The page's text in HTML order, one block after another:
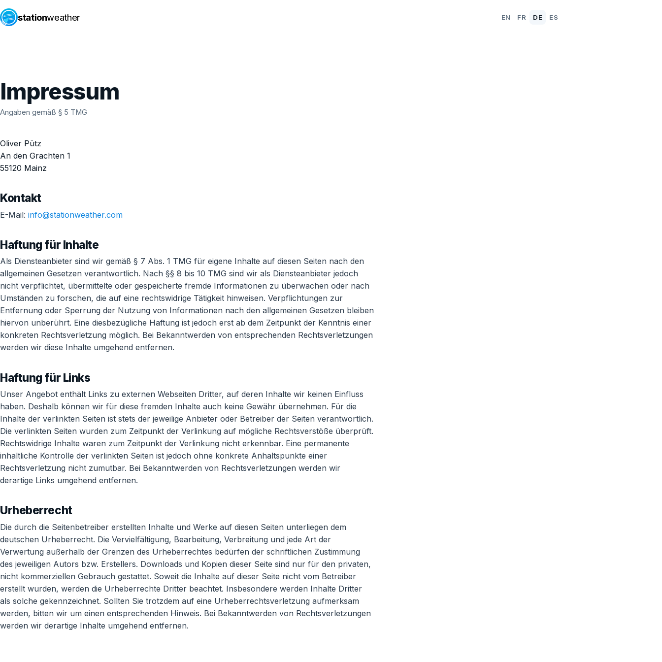
stationweather EN FR DE ES
Impressum
Angaben gemäß § 5 TMG
Oliver Pütz
An den Grachten 1
55120 Mainz
Kontakt
E-Mail: info@stationweather.com
Haftung für Inhalte
Als Diensteanbieter sind wir gemäß § 7 Abs. 1 TMG für eigene Inhalte auf diesen Seiten nach den
allgemeinen Gesetzen verantwortlich. Nach §§ 8 bis 10 TMG sind wir als Diensteanbieter jedoch
nicht verpflichtet, übermittelte oder gespeicherte fremde Informationen zu überwachen oder nach
Umständen zu forschen, die auf eine rechtswidrige Tätigkeit hinweisen. Verpflichtungen zur
Entfernung oder Sperrung der Nutzung von Informationen nach den allgemeinen Gesetzen bleiben
hiervon unberührt. Eine diesbezügliche Haftung ist jedoch erst ab dem Zeitpunkt der Kenntnis einer
konkreten Rechtsverletzung möglich. Bei Bekanntwerden von entsprechenden Rechtsverletzungen
werden wir diese Inhalte umgehend entfernen.
Haftung für Links
Unser Angebot enthält Links zu externen Webseiten Dritter, auf deren Inhalte wir keinen Einfluss
haben. Deshalb können wir für diese fremden Inhalte auch keine Gewähr übernehmen. Für die
Inhalte der verlinkten Seiten ist stets der jeweilige Anbieter oder Betreiber der Seiten verantwortlich.
Die verlinkten Seiten wurden zum Zeitpunkt der Verlinkung auf mögliche Rechtsverstöße überprüft.
Rechtswidrige Inhalte waren zum Zeitpunkt der Verlinkung nicht erkennbar. Eine permanente
inhaltliche Kontrolle der verlinkten Seiten ist jedoch ohne konkrete Anhaltspunkte einer
Rechtsverletzung nicht zumutbar. Bei Bekanntwerden von Rechtsverletzungen werden wir
derartige Links umgehend entfernen.
Urheberrecht
Die durch die Seitenbetreiber erstellten Inhalte und Werke auf diesen Seiten unterliegen dem
deutschen Urheberrecht. Die Vervielfältigung, Bearbeitung, Verbreitung und jede Art der
Verwertung außerhalb der Grenzen des Urheberrechtes bedürfen der schriftlichen Zustimmung
des jeweiligen Autors bzw. Erstellers. Downloads und Kopien dieser Seite sind nur für den privaten,
nicht kommerziellen Gebrauch gestattet. Soweit die Inhalte auf dieser Seite nicht vom Betreiber
erstellt wurden, werden die Urheberrechte Dritter beachtet. Insbesondere werden Inhalte Dritter
als solche gekennzeichnet. Sollten Sie trotzdem auf eine Urheberrechtsverletzung aufmerksam
werden, bitten wir um einen entsprechenden Hinweis. Bei Bekanntwerden von Rechtsverletzungen
werden wir derartige Inhalte umgehend entfernen.